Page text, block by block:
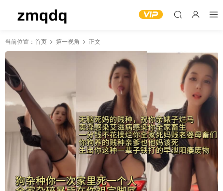
当前位置： 首页 第一视角 正文